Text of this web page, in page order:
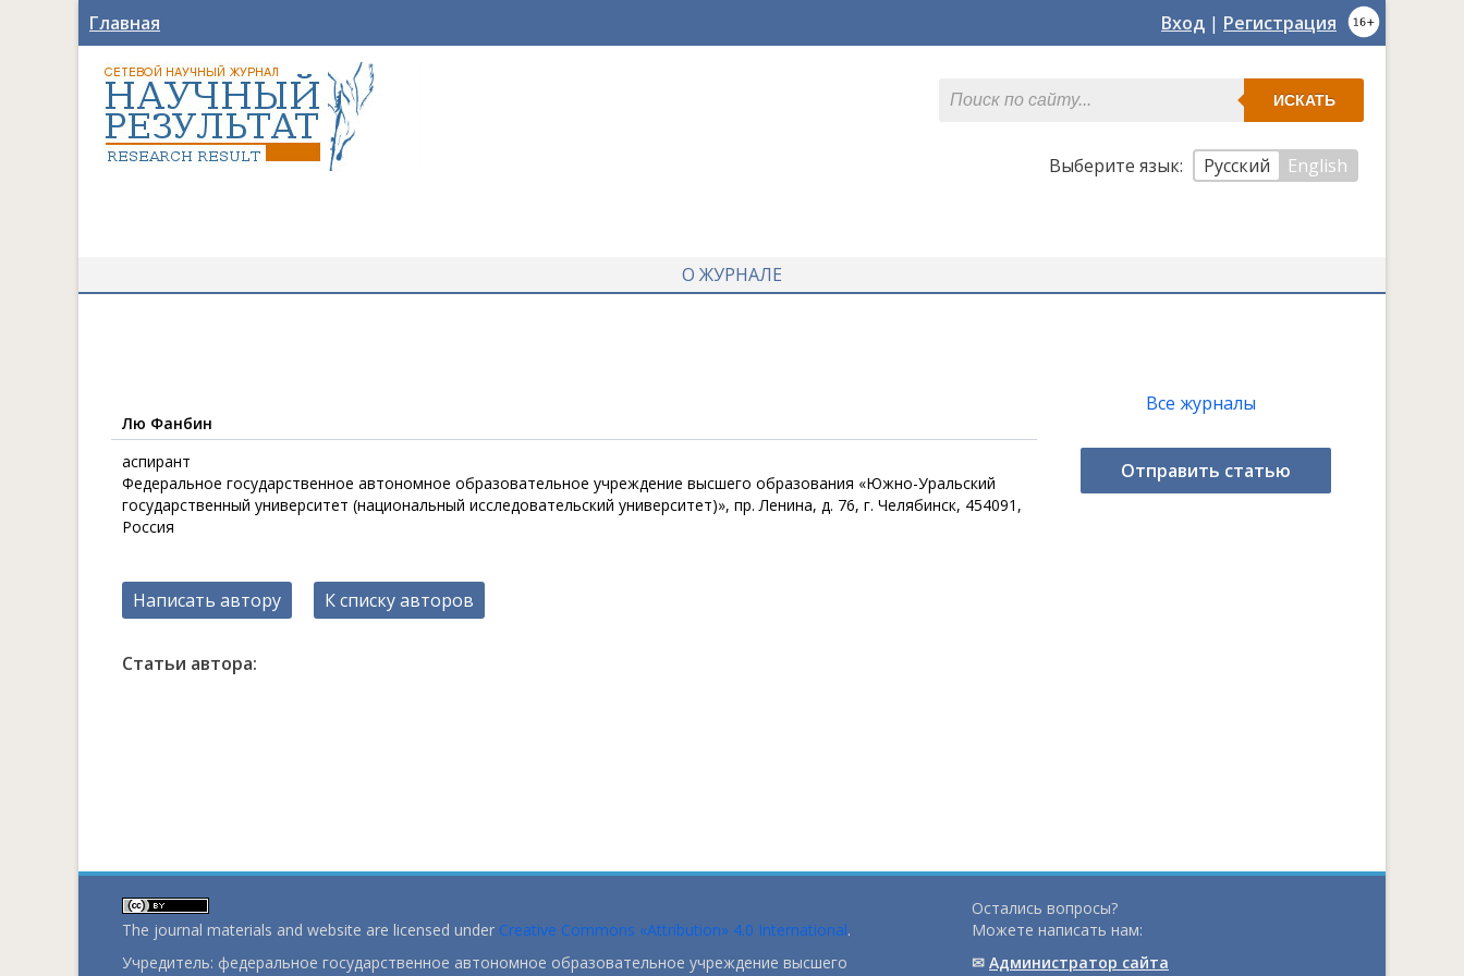
Главная Вход | Регистрация
ИСКАТЬ
Выберите язык: Русский English
О ЖУРНАЛЕ
Лю Фанбин
аспирант
Федеральное государственное автономное образовательное учреждение высшего образования «Южно-Уральский
государственный университет (национальный исследовательский университет)», пр. Ленина, д. 76, г. Челябинск, 454091,
Россия
Написать автору К списку авторов
Статьи автора:
Все журналы
Отправить статью
The journal materials and website are licensed under Creative Commons «Attribution» 4.0 International.
Учредитель: федеральное государственное автономное образовательное учреждение высшего
Остались вопросы?
Можете написать нам:
✉ Администратор сайта